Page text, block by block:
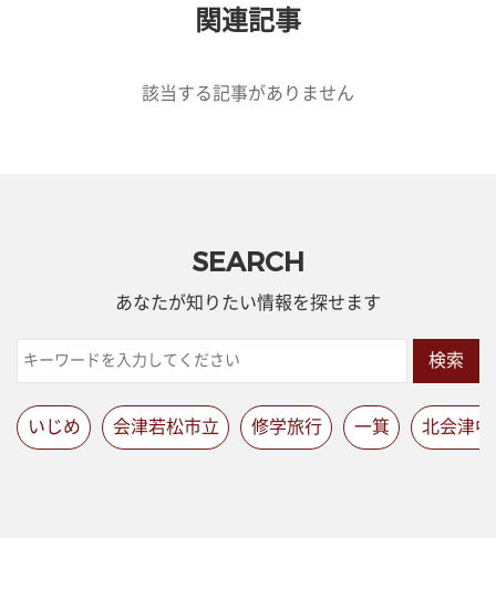
関連記事
該当する記事がありません
SEARCH
あなたが知りたい情報を探せます
検索
いじめ 会津若松市立 修学旅行 一箕 北会津中